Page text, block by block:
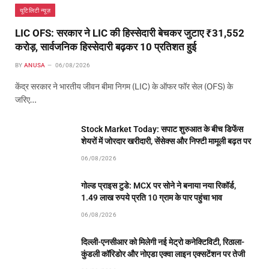
यूटिलिटी न्यूज़
LIC OFS: सरकार ने LIC की हिस्सेदारी बेचकर जुटाए ₹31,552
करोड़, सार्वजनिक हिस्सेदारी बढ़कर 10 प्रतिशत हुई
BY ANUSA 06/08/2026
केंद्र सरकार ने भारतीय जीवन बीमा निगम (LIC) के ऑफर फॉर सेल (OFS) के
जरिए…
Stock Market Today: सपाट शुरुआत के बीच डिफेंस
शेयरों में जोरदार खरीदारी, सेंसेक्स और निफ्टी मामूली बढ़त पर
06/08/2026
गोल्ड प्राइस टुडे: MCX पर सोने ने बनाया नया रिकॉर्ड,
1.49 लाख रुपये प्रति 10 ग्राम के पार पहुंचा भाव
06/08/2026
दिल्ली-एनसीआर को मिलेगी नई मेट्रो कनेक्टिविटी, रिठाला-
कुंडली कॉरिडोर और नोएडा एक्वा लाइन एक्सटेंशन पर तेजी